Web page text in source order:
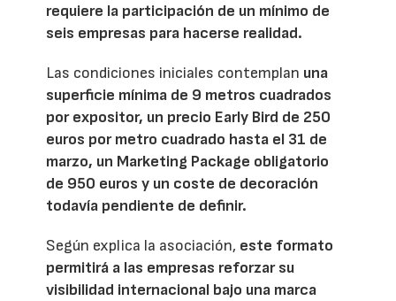
requiere la participación de un mínimo de
seis empresas para hacerse realidad.
Las condiciones iniciales contemplan una
superficie mínima de 9 metros cuadrados
por expositor, un precio Early Bird de 250
euros por metro cuadrado hasta el 31 de
marzo, un Marketing Package obligatorio
de 950 euros y un coste de decoración
todavía pendiente de definir.
Según explica la asociación, este formato
permitirá a las empresas reforzar su
visibilidad internacional bajo una marca